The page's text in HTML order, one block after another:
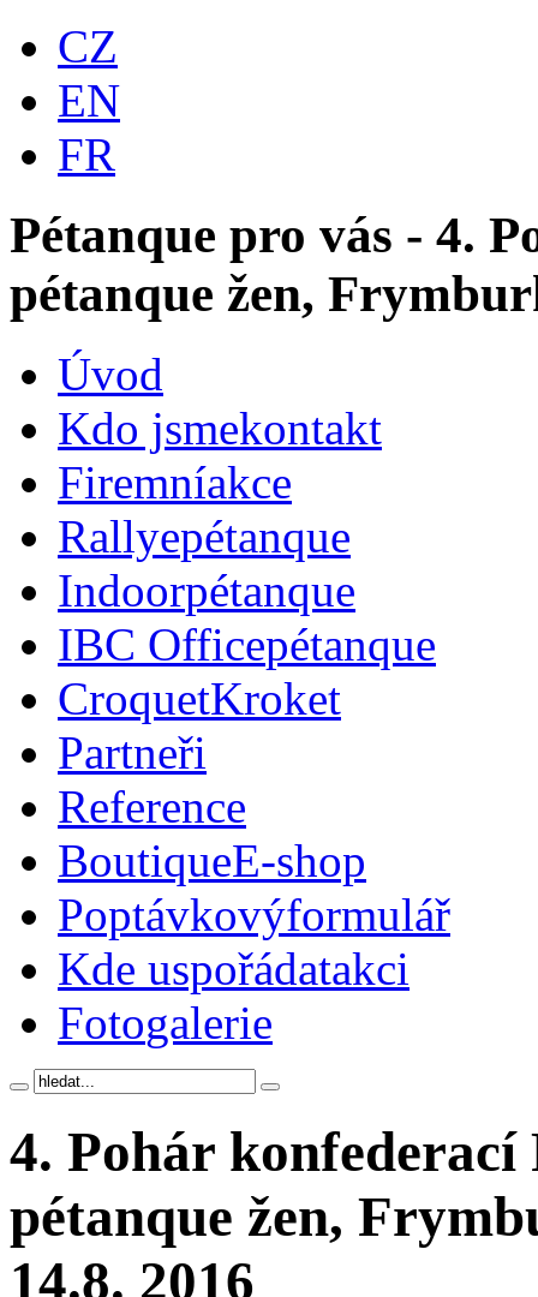
CZ
EN
FR
Pétanque pro vás - 4.
pétanque žen,
Úvod
Kdo jsmekontakt
Firemníakce
Rallyepétanque
Indoorpétanque
IBC Officepétanque
CroquetKroket
Partneři
Reference
BoutiqueE-shop
Poptávkovýformulář
Kde uspořádatakci
Fotogalerie
4. Pohár konfederací
pétanque žen,
14.8. 2016